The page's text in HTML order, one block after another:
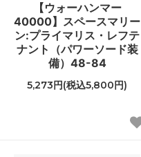
【ウォーハンマー
40000】スペースマリー
ン:プライマリス・レフテ
ナント（パワーソード装
備）48-84
5,273円(税込5,800円)